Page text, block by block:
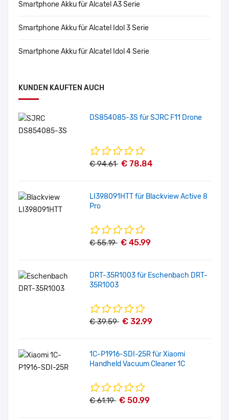
Smartphone Akku für Alcatel A3 Serie
Smartphone Akku für Alcatel Idol 3 Serie
Smartphone Akku für Alcatel Idol 4 Serie
KUNDEN KAUFTEN AUCH
DS854085-3S für SJRC F11 Drone
€ 94.61 € 78.84
LI398091HTT für Blackview Active 8
Pro
€ 55.19 € 45.99
DRT-35R1003 für Eschenbach DRT-
35R1003
€ 39.59 € 32.99
1C-P1916-SDI-25R für Xiaomi
Handheld Vacuum Cleaner 1C
€ 61.19 € 50.99